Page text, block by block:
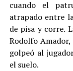
cuando el
atrapado entre
de pisa y corre.
Rodolfo
golpeó al
el suelo.